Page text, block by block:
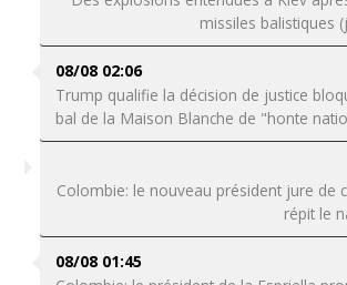
missiles balistiques
08/08 02:06
Trump qualifie la décision de justice
bal de la Maison Blanche de "honte
Colombie: le nouveau président jure de
répit le
08/08 01:45